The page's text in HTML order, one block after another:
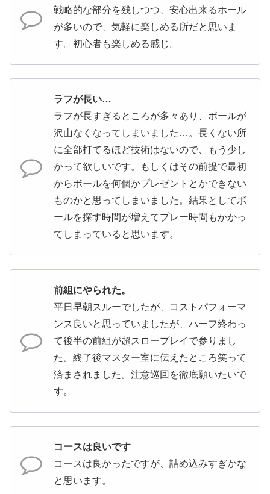
戦略的な部分を残しつつ、安心出来るホール
が多いので、気軽に楽しめる所だと思いま
す。初心者も楽しめる感じ。
ラフが長い…
ラフが長すぎるところが多々あり、ボールが
沢山なくなってしまいました…。長くない所
に全部打てるほど技術はないので、もう少し
かって欲しいです。もしくはその前提で最初
からボールを何個かプレゼントとかできない
ものかと思ってしまいました。結果としてボ
ールを探す時間が増えてプレー時間もかかっ
てしまっていると思います。
前組にやられた。
平日早朝スルーでしたが、コストパフォーマ
ンス良いと思っていましたが、ハーフ終わっ
て後半の前組が超スロープレイで参りまし
た。終了後マスター室に伝えたところ笑って
済まされました。注意巡回を徹底願いたいで
す。
コースは良いです
コースは良かったですが、詰め込みすぎかな
と思います。